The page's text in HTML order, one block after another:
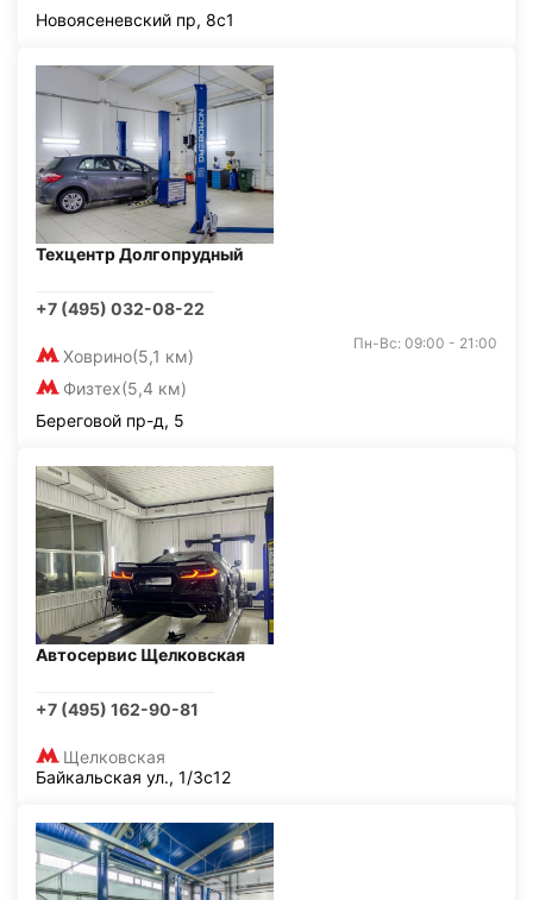
Новоясеневский пр, 8с1
Техцентр Долгопрудный
+7 (495) 032-08-22
Ховрино(5,1 км)
Физтех(5,4 км)
Пн-Вс: 09:00 - 21:00
Береговой пр-д, 5
Автосервис Щелковская
+7 (495) 162-90-81
Щелковская
Байкальская ул., 1/3с12